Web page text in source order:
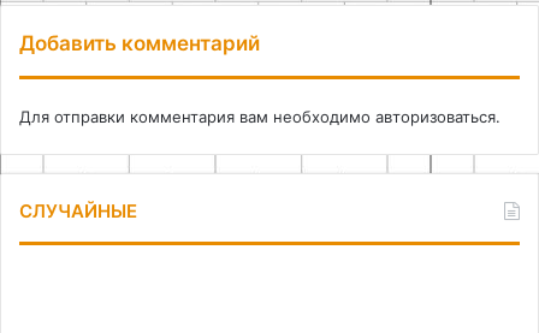
Добавить комментарий
Для отправки комментария вам необходимо авторизоваться.
СЛУЧАЙНЫЕ